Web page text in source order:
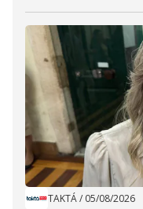
TAKTÁ/ 05/08/2026